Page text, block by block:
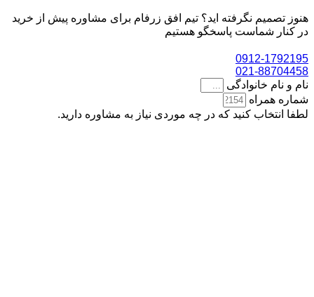
هنوز تصمیم نگرفته اید؟ تیم افق زرفام برای مشاوره پیش از خرید
در کنار شماست پاسخگو هستیم
0912-1792195
021-88704458
نام و نام خانوادگی
شماره همراه
لطفا انتخاب کنید که در چه موردی نیاز به مشاوره دارید.